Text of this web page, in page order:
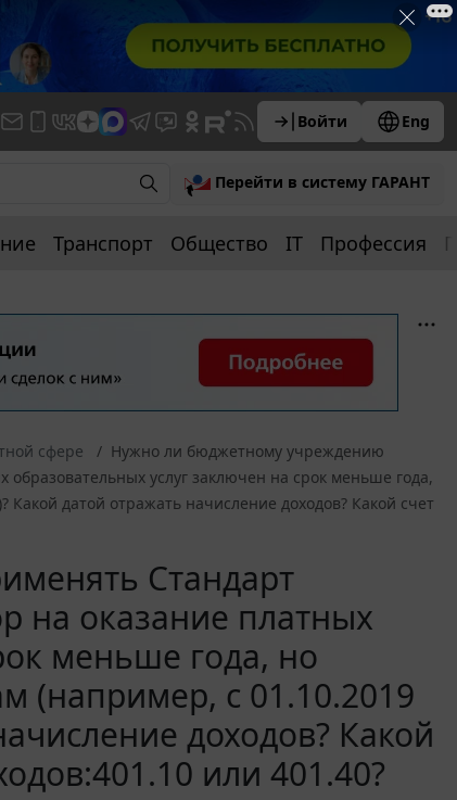
Войти Eng
Перейти в систему ГАРАНТ
Транспорт Общество IT Профессия
сфере
Нужно ли бюджетному учреждению
услуг заключен на срок меньше года,
датой отражать начисление доходов? Какой счет
Стандарт
на оказание платных
меньше года, но
(например, с 01.10.2019
доходов? Какой
или 401.40?